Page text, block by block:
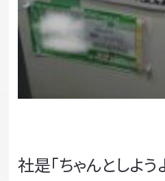
社是「ちゃんとしよう